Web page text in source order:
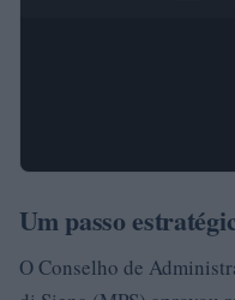
Um passo
O Conselho de